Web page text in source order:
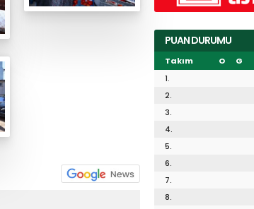
PUAN DURUMU
Takım O G
1.
2.
3.
4.
5.
6.
7.
8.